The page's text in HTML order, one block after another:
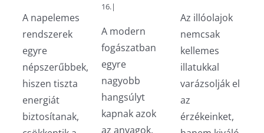
A napelemes
rendszerek
egyre
népszerűbbek,
hiszen tiszta
energiát
biztosítanak,
16.|
A modern
fogászatban
egyre
nagyobb
hangsúlyt
kapnak azok
az anyagok,
Az illóolajok
nemcsak
kellemes
illatukkal
varázsolják el
az
érzékeinket,